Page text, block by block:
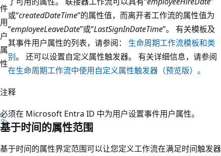
件
用
户
属
性
或“createdDateTime”的属性值，而离开者工作流的属性值为
“employeeLeaveDate”或“LastSignInDateTime”。 有关模板及
其事件用户属性的列表，请参阅： 生命周期工作流模板和类
别。 还可以设置自定义属性触发器。 有关详细信息，请参阅
在生命周期工作流中使用自定义属性触发器（预览版）。
注释
必须在 Microsoft Entra ID 中为用户设置事件用户属性。
基于时间的属性范围
基于时间的属性界定范围可以让您定义工作流在满足时间触发器